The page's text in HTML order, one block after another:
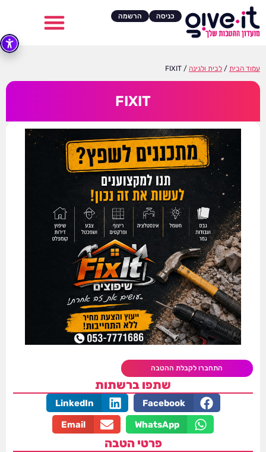
כניסה הרשמה
עמוד הבית / לבית ולגינה / FIXIT
FIXIT
התחברו לקבלת ההטבה
שתפו ברשתות
Facebook
LinkedIn
WhatsApp
Email
פרטי הטבה